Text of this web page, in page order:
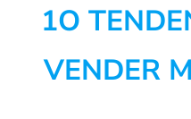
1O
VENDER